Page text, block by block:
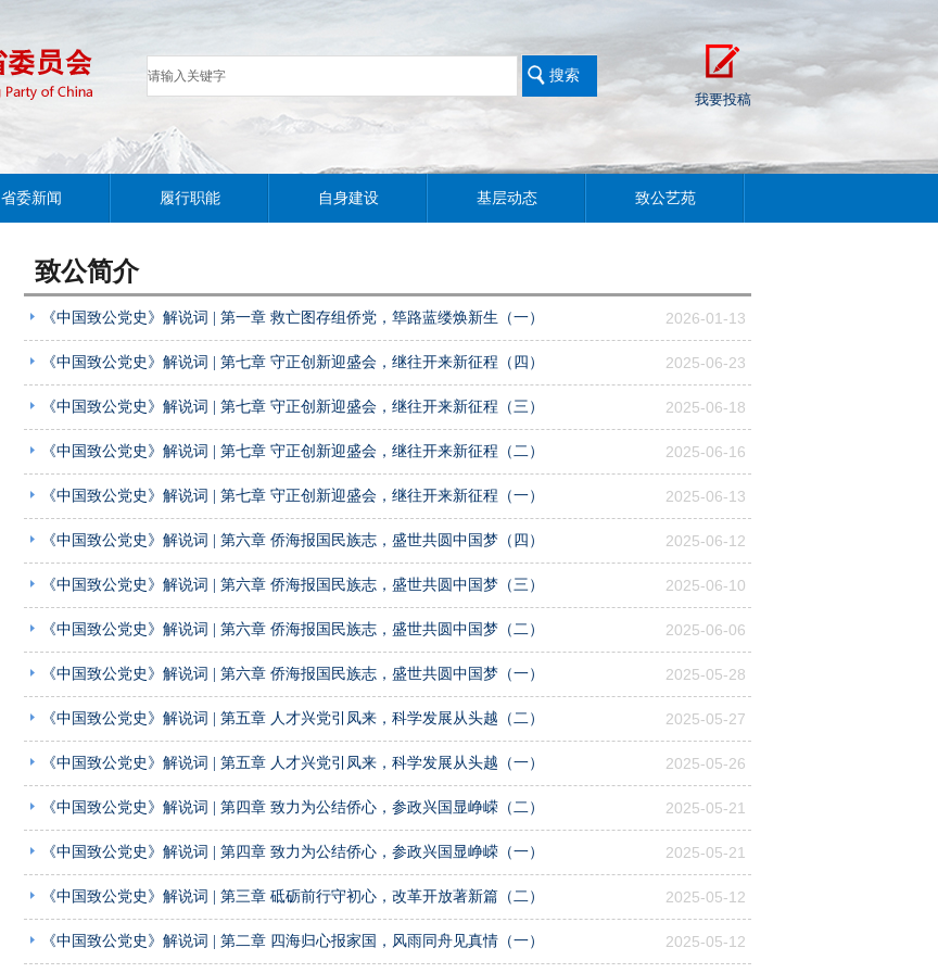
我要投稿
省委新闻 履行职能 自身建设 基层动态 致公艺苑
致公简介
2026-01-13
《中国致公党史》解说词 | 第一章 救亡图存组侨党，筚路蓝缕焕新生（一）
2025-06-23
《中国致公党史》解说词 | 第七章 守正创新迎盛会，继往开来新征程（四）
2025-06-18
《中国致公党史》解说词 | 第七章 守正创新迎盛会，继往开来新征程（三）
2025-06-16
《中国致公党史》解说词 | 第七章 守正创新迎盛会，继往开来新征程（二）
2025-06-13
《中国致公党史》解说词 | 第七章 守正创新迎盛会，继往开来新征程（一）
2025-06-12
《中国致公党史》解说词 | 第六章 侨海报国民族志，盛世共圆中国梦（四）
2025-06-10
《中国致公党史》解说词 | 第六章 侨海报国民族志，盛世共圆中国梦（三）
2025-06-06
《中国致公党史》解说词 | 第六章 侨海报国民族志，盛世共圆中国梦（二）
2025-05-28
《中国致公党史》解说词 | 第六章 侨海报国民族志，盛世共圆中国梦（一）
2025-05-27
《中国致公党史》解说词 | 第五章 人才兴党引凤来，科学发展从头越（二）
2025-05-26
《中国致公党史》解说词 | 第五章 人才兴党引凤来，科学发展从头越（一）
2025-05-21
《中国致公党史》解说词 | 第四章 致力为公结侨心，参政兴国显峥嵘（二）
2025-05-21
《中国致公党史》解说词 | 第四章 致力为公结侨心，参政兴国显峥嵘（一）
2025-05-12
《中国致公党史》解说词 | 第三章 砥砺前行守初心，改革开放著新篇（二）
2025-05-12
《中国致公党史》解说词 | 第二章 四海归心报家国，风雨同舟见真情（一）